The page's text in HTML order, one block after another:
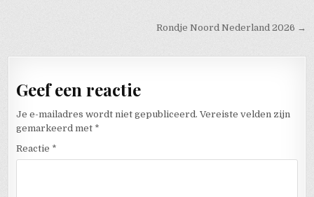
Bericht navigatieRondje Noord Nederland 2026 →
Geef een reactie
Je e-mailadres wordt niet gepubliceerd. Vereiste velden zijn
gemarkeerd met *
Reactie *